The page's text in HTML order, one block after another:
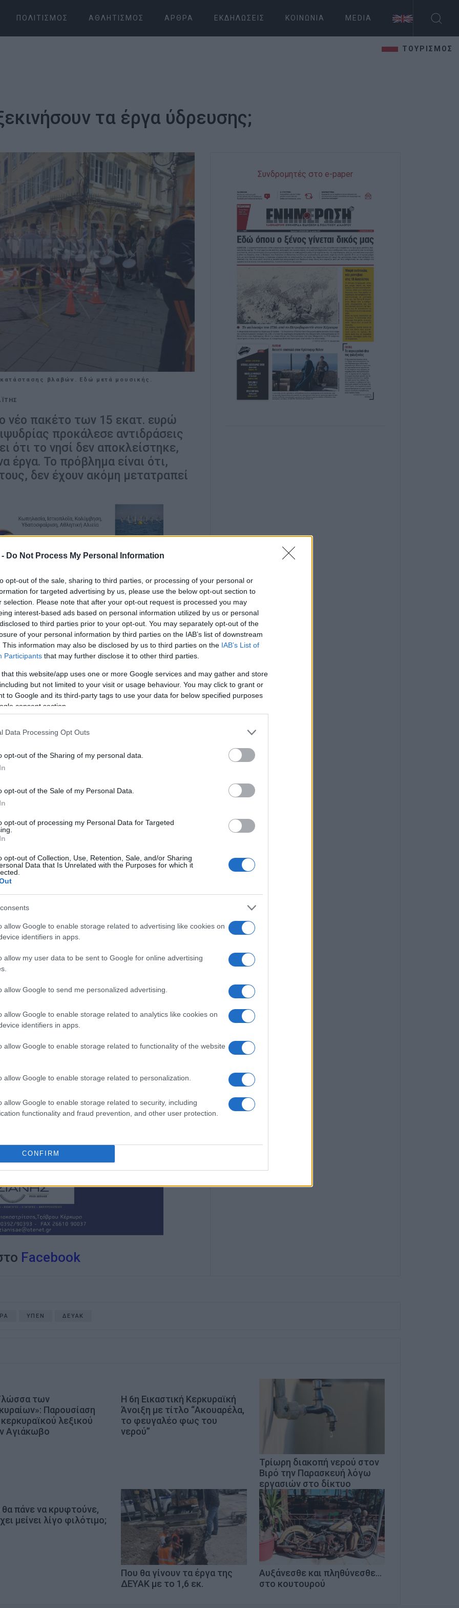
Do Not Process My Personal Information
opt-out of the sale, sharing to third parties, or processing of your personal or
for targeted advertising by us, please use the below opt-out section to
selection. Please note that after your opt-out request is processed you may
interest-based ads based on personal information utilized by us or personal
to third parties prior to your opt-out. You may separately opt-out of the
of your personal information by third parties on the IAB’s list of downstream
This information may also be disclosed by us to third parties on the IAB’s List of
Participants that may further disclose it to other third parties.
that this website/app uses one or more Google services and may gather and store
but not limited to your visit or usage behaviour. You may click to grant or
to Google and its third-party tags to use your data for below specified purposes
consent section.
Data Processing Opt Outs
opt-out of the Sharing of my personal data.
opt-out of the Sale of my Personal Data.
opt-out of processing my Personal Data for Targeted
opt-out of Collection, Use, Retention, Sale, and/or Sharing
Data that Is Unrelated with the Purposes for which it
allow Google to enable storage related to advertising like cookies on
identifiers in apps.
allow my user data to be sent to Google for online advertising
allow Google to send me personalized advertising.
allow Google to enable storage related to analytics like cookies on
identifiers in apps.
allow Google to enable storage related to functionality of the website
allow Google to enable storage related to personalization.
allow Google to enable storage related to security, including
functionality and fraud prevention, and other user protection.
CONFIRM
ΠΟΛΙΤΙΣΜΌΣ ΑΘΛΗΤΙΣΜΌΣ ΆΡΘΡΑ ΕΚΔΗΛΏΣΕΙΣ ΚΟΙΝΩΝΊΑ MEDIA
ΤΟΥΡΙΣΜΟΣ
τα έργα ύδρευσης;
βλαβών. Εδώ μετά μουσικής.
νέο πακέτο των 15 εκατ. ευρώ
προκάλεσε αντιδράσεις
ότι το νησί δεν αποκλείστηκε,
έργα. Το πρόβλημα είναι ότι,
δεν έχουν ακόμη μετατραπεί
ημέρες πάνω από τα μέσα κοινωνικής
ανακοίνωση του Υπουργείου
δέκα νέων έργων αντιμετώπισης της
την εντύπωση ότι το νησί εξαιρέθηκε
όμως, είναι διαφορετική και ταυτόχρονα πιο
δεν χρηματοδοτήθηκε. Αντιθέτως, είχε
του ΥΠΕΝ με δύο έργα που αφορούν την
στις Δημοτικές Ενότητες Κερκυραίων και
ευρώ και κωδικό ΟΠΣ 5227839. Το δεύτερο
συνοδών έργων στην Κασσιόπη, με κωδικό ΟΠΣ
η Κέρκυρα διαθέτει ήδη εξασφαλισμένη
νέο πακέτο των 15 εκατ. ευρώ.
στο πρόγραμμα στις αρχές του 2026.
προϋπολογισμό 1.599.992 ευρώ. Το φυσικό
8500 μέτρων παλαιού αγωγού ύδρευσης
με στόχο τη μείωση των διαρροών και των
για έργο εκσυγχρονισμού του δικτύου και
νέας πηγής υδροδότησης.
δημοσιευμένη εργολαβική σύμβαση ούτε
ότι το έργο εξακολουθεί να βρίσκεται στο
της Κασσιώπης. Αν και η πράξη έχει ενταχθεί
δεν εντοπίζεται δημόσια διακήρυξη
διαθέσιμες διοικητικές πράξεις αφορούν
και όχι την έναρξη των εργασιών.
στη νέα λίστα του ΥΠΕΝ όχι επειδή
ήδη χρηματοδοτημένη. Την ίδια στιγμή,
μετατραπεί σε ενεργό εργοτάξιο.
της Ενημέρωσης. Έχει σπουδάσει και
ηλεκτρονικός. Δημοσιογραφεί από τις
1980. Έχει συνεργαστεί με σχεδόν όλες τις
Διετέλεσε πρόεδρος του Συνδέσμου Ημερησίων
στο δ.σ. επί οκτώ χρόνια. Πιστεύει πως η
δημοσιογράφου στην ενημέρωση είναι το
και στην επικοινωνία η έντιμη και
Facebook
Συνδρομητές στο e-paper
ΥΠΕΝ ΔΕΥΑΚ
των
Παρουσίαση
λεξικού
Αγιάκωβο
Η 6η Εικαστική Κερκυραϊκή
Άνοιξη με τίτλο “Ακουαρέλα,
το φευγαλέο φως του
νερού”
Τρίωρη διακοπή νερού στον
Βιρό την Παρασκευή λόγω
εργασιών στο δίκτυο
πάνε να κρυφτούνε,
μείνει λίγο φιλότιμο;
Που θα γίνουν τα έργα της
ΔΕΥΑΚ με το 1,6 εκ.
Αυξάνεσθε και πληθύνεσθε...
στο κουτουρού